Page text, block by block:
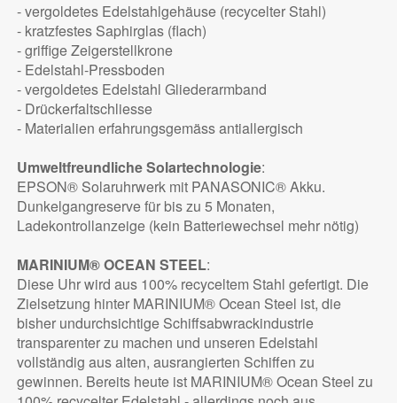
- vergoldetes Edelstahlgehäuse (recycelter Stahl)
- kratzfestes Saphirglas (flach)
- griffige Zeigerstellkrone
- Edelstahl-Pressboden
- vergoldetes Edelstahl Gliederarmband
- Drückerfaltschliesse
- Materialien erfahrungsgemäss antiallergisch
Umweltfreundliche Solartechnologie:
EPSON® Solaruhrwerk mit PANASONIC® Akku.
Dunkelgangreserve für bis zu 5 Monaten,
Ladekontrollanzeige (kein Batteriewechsel mehr nötig)
MARINIUM® OCEAN STEEL:
Diese Uhr wird aus 100% recyceltem Stahl gefertigt. Die
Zielsetzung hinter MARINIUM® Ocean Steel ist, die
bisher undurchsichtige Schiffsabwrackindustrie
transparenter zu machen und unseren Edelstahl
vollständig aus alten, ausrangierten Schiffen zu
gewinnen. Bereits heute ist MARINIUM® Ocean Steel zu